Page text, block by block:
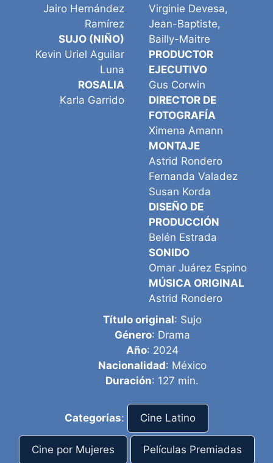
Jairo Hernández
Ramírez
SUJO (NIÑO)
Kevin Uriel Aguilar
Luna
ROSALIA
Karla Garrido
Virginie Devesa,
Jean-Baptiste,
Bailly-Maitre
PRODUCTOR
EJECUTIVO
Gus Corwin
DIRECTOR DE
FOTOGRAFÍA
Ximena Amann
MONTAJE
Astrid Rondero
Fernanda Valadez
Susan Korda
DISEÑO DE
PRODUCCIÓN
Belén Estrada
SONIDO
Omar Juárez Espino
MÚSICA ORIGINAL
Astrid Rondero
Título original: Sujo
Género: Drama
Año: 2024
Nacionalidad: México
Duración: 127 min.
Categorías: Cine Latino
Cine por Mujeres Películas Premiadas